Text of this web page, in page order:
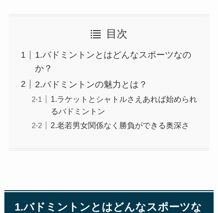
目次
1.バドミントンとはどんなスポーツなの
か？
2.バドミントンの魅力とは？
1.ラケットとシャトルさえあれば始められ
るバドミントン
2.老若男女関係なく勝負ができる奥深さ
1.バドミントンとはどんなスポーツな